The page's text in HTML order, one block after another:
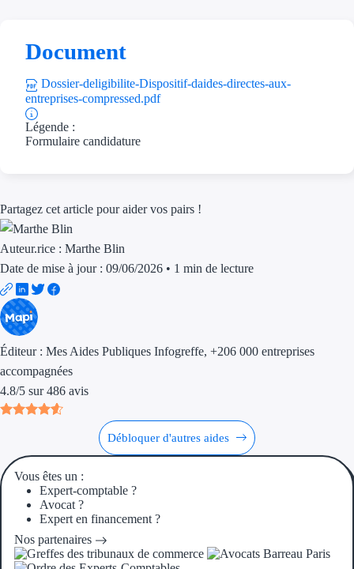
Aides Région
Aides Région
Aides Nationales
Aides Européennes
Document
Dossier-deligibilite-Dispositif-daides-directes-aux-
entreprises-compressed.pdf
Légende :
Formulaire candidature
Partagez cet article pour aider vos pairs !
Auteur.rice : Marthe Blin
Date de mise à jour : 09/06/2026 • 1 min de lecture
Éditeur : Mes Aides Publiques Infogreffe, +206 000 entreprises
accompagnées
4.8/5 sur 486 avis
Débloquer d'autres aides
Vous êtes un :
Expert-comptable ?
Avocat ?
Expert en financement ?
Nos partenaires